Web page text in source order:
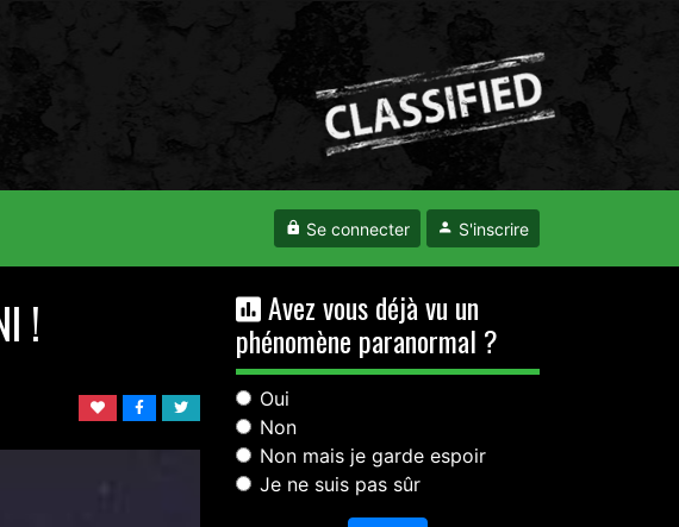
Se connecter S'inscrire
! Avez vous déjà vu un
phénomène paranormal ?
Oui
Non
Non mais je garde espoir
Je ne suis pas sûr